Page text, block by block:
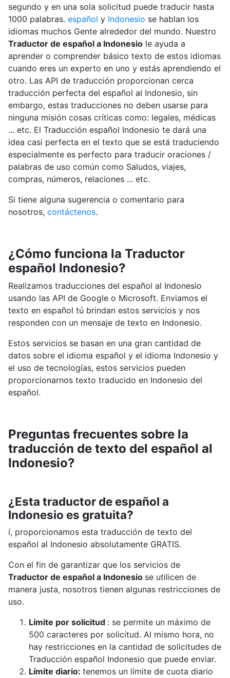
segundo y en una sola solicitud puede traducir hasta
1000 palabras. español y Indonesio se hablan los
idiomas muchos Gente alrededor del mundo. Nuestro
Traductor de español a Indonesiole ayuda a
aprender o comprender básico texto de estos idiomas
cuando eres un experto en uno y estás aprendiendo el
otro. Las API de traducción proporcionan cerca
traducción perfecta del español al Indonesio, sin
embargo, estas traducciones no deben usarse para
ninguna misión cosas críticas como: legales, médicas
... etc. El Traducción español Indonesio te dará una
idea casi perfecta en el texto que se está traduciendo
especialmente es perfecto para traducir oraciones /
palabras de uso común como Saludos, viajes,
compras, números, relaciones ... etc.
Si tiene alguna sugerencia o comentario para
nosotros, contáctenos.
¿Cómo funciona la Traductor
español Indonesio?
Realizamos traducciones del español al Indonesio
usando las API de Google o Microsoft. Enviamos el
texto en español tú brindan estos servicios y nos
responden con un mensaje de texto en Indonesio.
Estos servicios se basan en una gran cantidad de
datos sobre el idioma español y el idioma Indonesio y
el uso de tecnologías, estos servicios pueden
proporcionarnos texto traducido en Indonesio del
español.
Preguntas frecuentes sobre la
traducción de texto del español al
Indonesio?
¿Esta traductor de español a
Indonesio es gratuita?
í, proporcionamos esta traducción de texto del
español al Indonesio absolutamente GRATIS.
Con el fin de garantizar que los servicios de
Traductor de español a Indonesio se utilicen de
manera justa, nosotros tienen algunas restricciones de
uso.
Límite por solicitud : se permite un máximo de
500 caracteres por solicitud. Al mismo hora, no
hay restricciones en la cantidad de solicitudes de
Traducción español Indonesio que puede enviar.
Límite diario: tenemos un límite de cuota diario